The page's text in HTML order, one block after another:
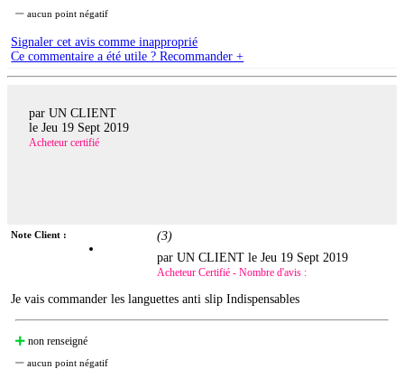
aucun point négatif
Signaler cet avis comme inapproprié
Ce commentaire a été utile ? Recommander +
par UN CLIENT
le Jeu 19 Sept 2019
Acheteur certifié
Note Client : (3)
par UN CLIENT leJeu 19 Sept 2019
Acheteur Certifié - Nombre d'avis :
Je vais commander les languettes anti slip Indispensables
non renseigné
aucun point négatif